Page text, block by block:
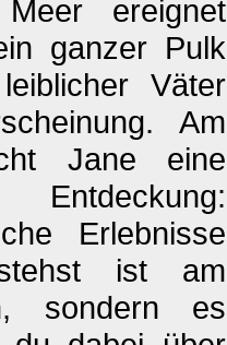
ereignet
ganzer Pulk
Väter
Am
Jane eine
Erlebnisse
ist am
sondern es